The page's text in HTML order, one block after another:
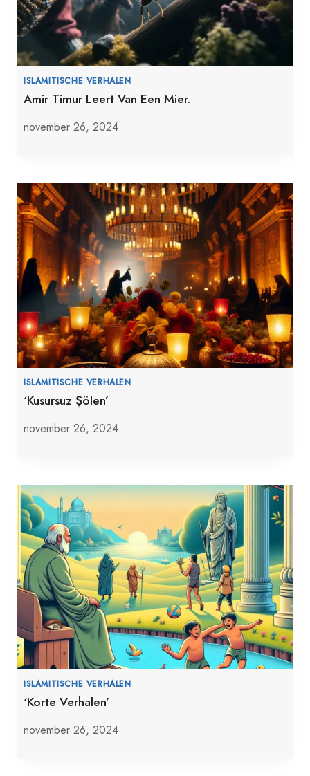
ISLAMITISCHE VERHALEN
Amir Timur Leert Van Een Mier.
november 26, 2024
ISLAMITISCHE VERHALEN
‘Kusursuz Şölen’
november 26, 2024
ISLAMITISCHE VERHALEN
‘Korte Verhalen’
november 26, 2024